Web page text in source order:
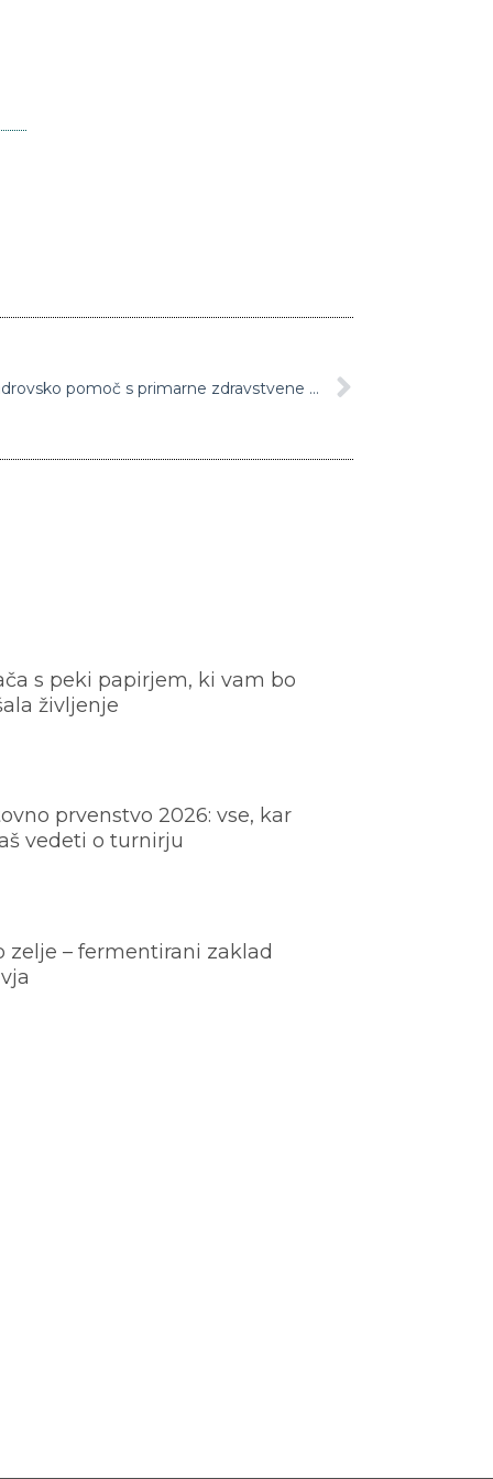
Nekatere bolnišnice že dobile kadrovsko pomoč s primarne zdravstvene ravni, nekaterim pomagajo celo prostovoljci
s peki papirjem, ki vam bo
življenje
prvenstvo 2026: vse, kar
vedeti o turnirju
zelje – fermentirani zaklad